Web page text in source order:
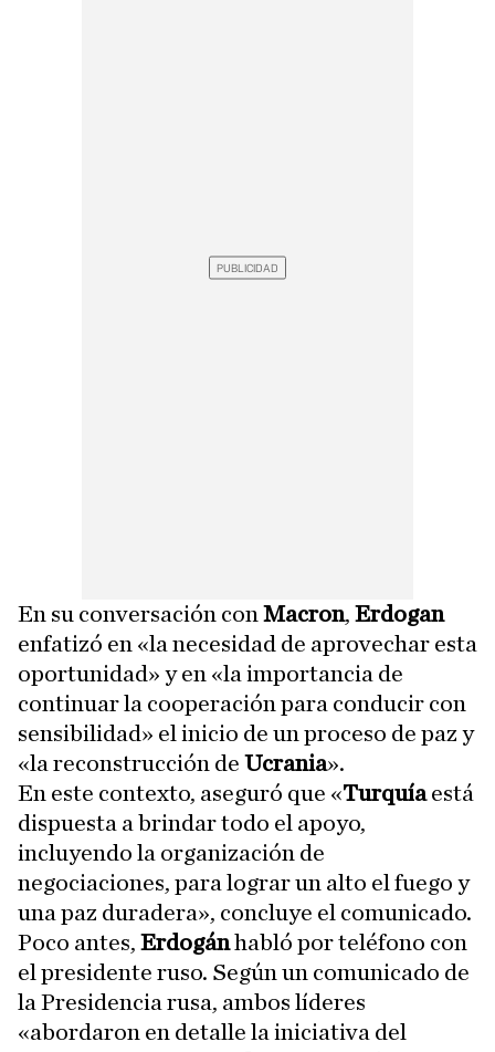
En su conversación con Macron, Erdogan
enfatizó en «la necesidad de aprovechar esta
oportunidad» y en «la importancia de
continuar la cooperación para conducir con
sensibilidad» el inicio de un proceso de paz y
«la reconstrucción de Ucrania».
En este contexto, aseguró que «Turquíaestá
dispuesta a brindar todo el apoyo,
incluyendo la organización de
negociaciones, para lograr un alto el fuego y
una paz duradera», concluye el comunicado.
Poco antes, Erdogánhabló por teléfono con
el presidente ruso. Según un comunicado de
la Presidencia rusa, ambos líderes
«abordaron en detalle la iniciativa del